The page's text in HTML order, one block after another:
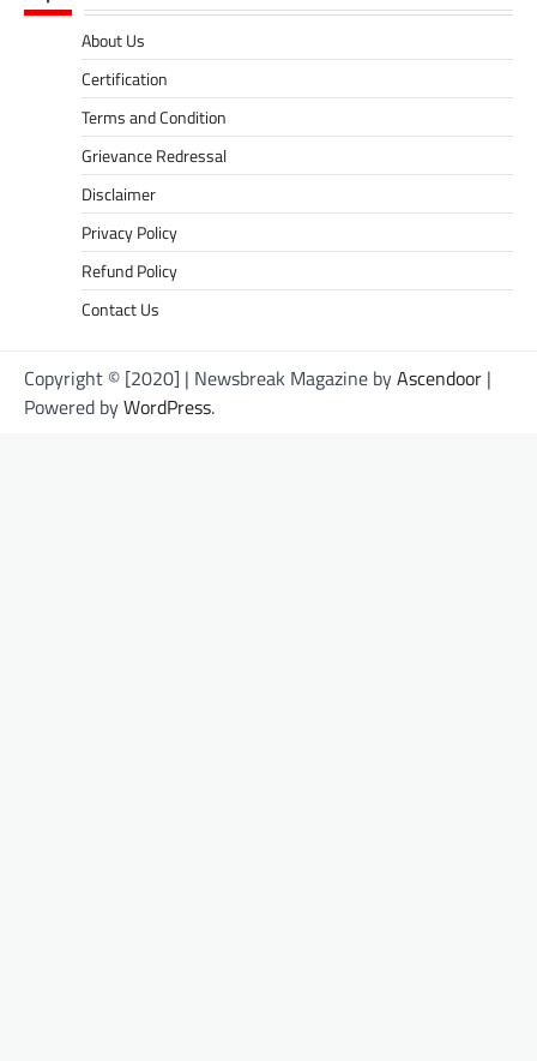
About Us
Certification
Terms and Condition
Grievance Redressal
Disclaimer
Privacy Policy
Refund Policy
Contact Us
Copyright © [2020] | Newsbreak Magazine byAscendoor |
Powered byWordPress.